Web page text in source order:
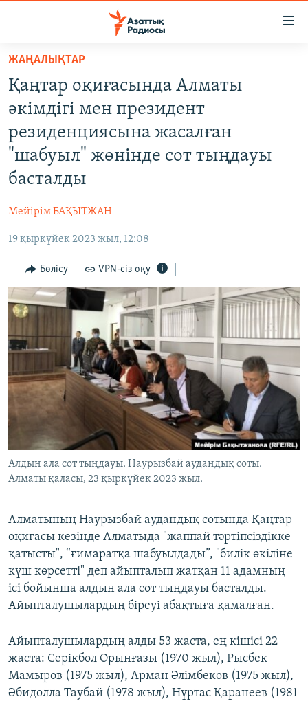
Skip
main
content
to
main
Navigation
to
САЯСАТ
ҚАҢТАР ОҚИҒАСЫ
АДАМ ҚҰҚЫҚТАРЫ
ӘЛЕМ
АРНАЙЫ ЖОБАЛАР
ЖАЗЫЛЫҢЫЗ
Басқа тілдерде
ЖАҢАЛЫҚТАР
Қаңтар оқиғасында Алматы
әкімдігі мен президент
резиденциясына жасалған
"шабуыл" жөнінде сот тыңдауы
басталды
Мейірім БАҚЫТЖАН
19 қыркүйек 2023 жыл, 12:08
Бөлісу VPN-сіз оқу
Алдын ала сот тыңдауы. Наурызбай аудандық соты.
Алматы қаласы, 23 қыркүйек 2023 жыл.
Алматының Наурызбай аудандық сотында Қаңтар
оқиғасы кезінде Алматыда "жаппай тәртіпсіздікке
қатысты", “ғимаратқа шабуылдады”, "билік өкіліне
күш көрсетті" деп айыпталып жатқан 11 адамның
ісі бойынша алдын ала сот тыңдауы басталды.
Айыпталушылардың біреуі абақтыға қамалған.
Айыпталушылардың алды 53 жаста, ең кішісі 22
жаста: Серікбол Орынғазы (1970 жыл), Рысбек
Мамыров (1975 жыл), Арман Әлімбеков (1975 жыл),
Әбидолла Таубай (1978 жыл), Нұртас Қаранеев (1981